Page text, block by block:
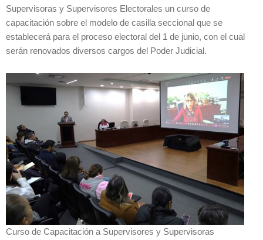
Supervisoras y Supervisores Electorales un curso de
capacitación sobre el modelo de casilla seccional que se
establecerá para el proceso electoral del 1 de junio, con el cual
serán renovados diversos cargos del Poder Judicial.
Curso de Capacitación a Supervisores y Supervisoras